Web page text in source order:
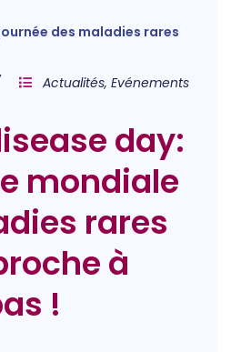
des maladies rares
Actualités, Evénements
day:
mondiale
rares
à
!